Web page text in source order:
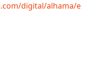
digital/alhama/e